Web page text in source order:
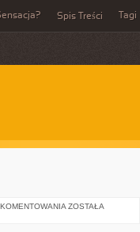
Spis Treści Tagi
POSADZKA
ZOSTAŁA